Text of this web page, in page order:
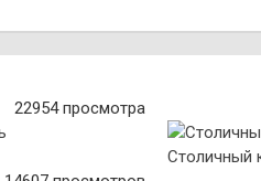
22954 просмотра
Столичный